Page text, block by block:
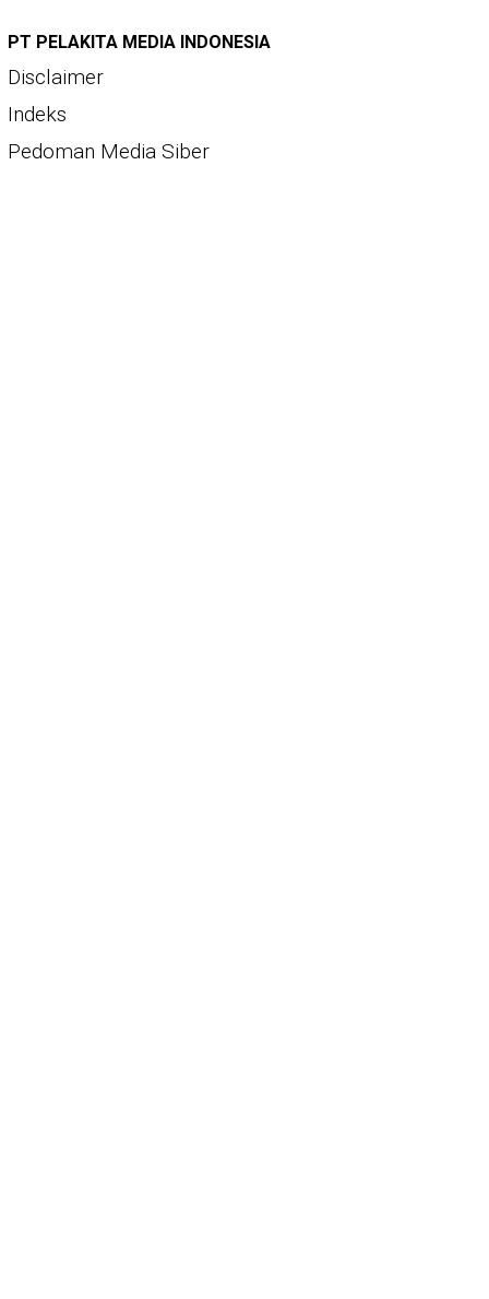
PT PELAKITA MEDIA INDONESIA
Disclaimer
Indeks
Pedoman Media Siber